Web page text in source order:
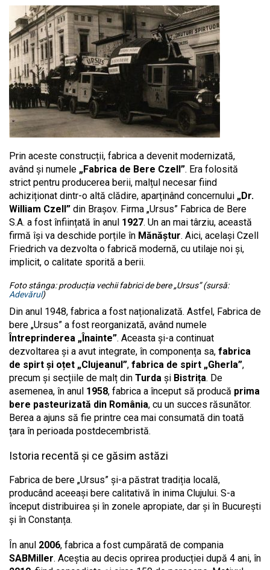
Prin aceste construcții, fabrica a devenit modernizată,
având și numele „Fabrica de Bere Czell”. Era folosită
strict pentru producerea berii, malțul necesar fiind
achiziționat dintr-o altă clădire, aparținând concernului „Dr.
William Czell” din Brașov. Firma „Ursus” Fabrica de Bere
S.A. a fost înființată în anul 1927. Un an mai târziu, această
firmă își va deschide porțile în Mănăștur. Aici, același Czell
Friedrich va dezvolta o fabrică modernă, cu utilaje noi și,
implicit, o calitate sporită a berii.
Foto stânga: producția vechii fabrici de bere „Ursus” (sursă:
Adevărul)
Din anul 1948, fabrica a fost naționalizată. Astfel, Fabrica de
bere „Ursus” a fost reorganizată, având numele
Întreprinderea „Înainte”. Aceasta și-a continuat
dezvoltarea și a avut integrate, în componența sa, fabrica
de spirt și oțet „Clujeanul”, fabrica de spirt „Gherla”,
precum și secțiile de malț din Turda și Bistrița. De
asemenea, în anul 1958, fabrica a început să producă prima
bere pasteurizată din România, cu un succes răsunător.
Berea a ajuns să fie printre cea mai consumată din toată
țara în perioada postdecembristă.
Istoria recentă și ce găsim astăzi
Fabrica de bere „Ursus” și-a păstrat tradiția locală,
producând aceeași bere calitativă în inima Clujului. S-a
început distribuirea și în zonele apropiate, dar și în București
și în Constanța.
În anul 2006, fabrica a fost cumpărată de compania
SABMiller. Aceștia au decis oprirea producției după 4 ani, în